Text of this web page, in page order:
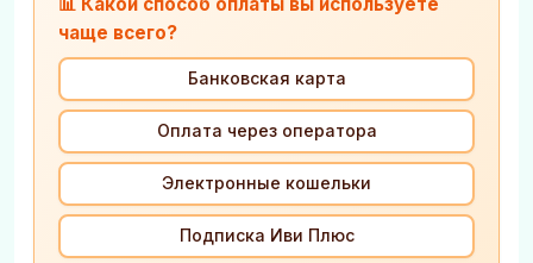
чаще всего?
Банковская карта
Оплата через оператора
Электронные кошельки
Подписка Иви Плюс